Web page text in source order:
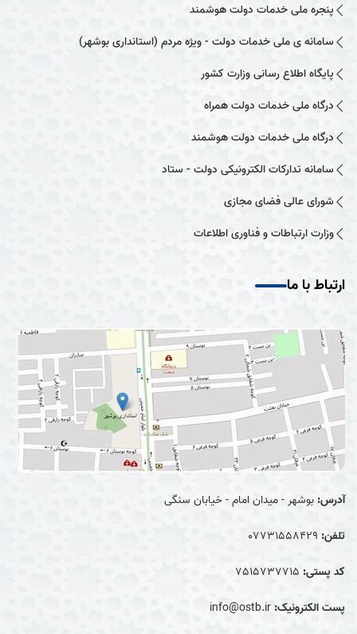
پنجره ملی خدمات دولت هوشمند
سامانه ی ملی خدمات دولت - ویژه مردم (استانداری بوشهر)
پایگاه اطلاع رسانی وزارت کشور
درگاه ملی خدمات دولت همراه
درگاه ملی خدمات دولت هوشمند
سامانه تدارکات الکترونیکی دولت - ستاد
شورای عالی فضای مجازی
وزارت ارتباطات و فناوری اطلاعات
ارتباط با ما
آدرس: بوشهر - میدان امام - خیابان سنگی
تلفن: 07731558429
کد پستی: 7515737715
پست الکترونیک: info@ostb.ir